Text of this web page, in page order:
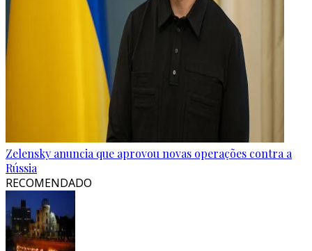
Zelensky anuncia que aprovou novas operações contra a
Rússia
RECOMENDADO